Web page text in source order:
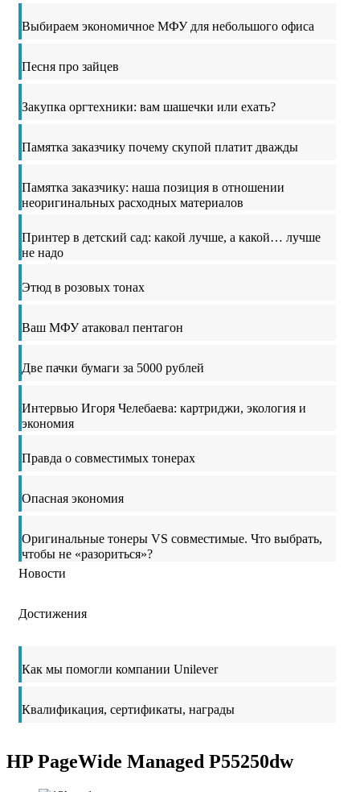
Выбираем экономичное МФУ для небольшого офиса
Песня про зайцев
Закупка оргтехники: вам шашечки или ехать?
Памятка заказчику почему скупой платит дважды
Памятка заказчику: наша позиция в отношении
неоригинальных расходных материалов
Принтер в детский сад: какой лучше, а какой… лучше
не надо
Этюд в розовых тонах
Ваш МФУ атаковал пентагон
Две пачки бумаги за 5000 рублей
Интервью Игоря Челебаева: картриджи, экология и
экономия
Правда о совместимых тонерах
Опасная экономия
Оригинальные тонеры VS совместимые. Что выбрать,
чтобы не «разориться»?
Новости
Достижения
Как мы помогли компании Unilever
Квалификация, сертификаты, награды
HP PageWide Managed P55250dw